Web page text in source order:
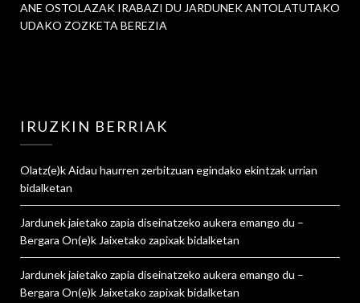
ANE OSTOLAZAK IRABAZI DU JARDUNEK ANTOLATUTAKO
UDAKO ZOZKETA BEREZIA
IRUZKIN BERRIAK
Olatz(e)kAidau haurren zerbitzuan egindako ekintzak urrian
bidalketan
Jardunek jaietako zapia diseinatzeko aukera emango du –
Bergara On(e)k Jaixetako zapixakbidalketan
Jardunek jaietako zapia diseinatzeko aukera emango du –
Bergara On(e)k Jaixetako zapixakbidalketan